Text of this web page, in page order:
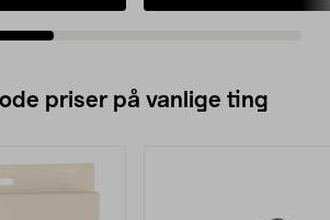
priser på vanlige ting